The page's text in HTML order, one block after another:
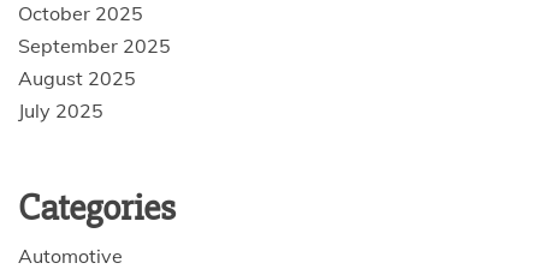
October 2025
September 2025
August 2025
July 2025
Categories
Automotive